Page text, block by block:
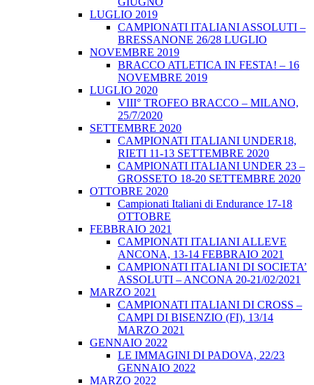
LUGLIO 2019
CAMPIONATI ITALIANI ASSOLUTI –
BRESSANONE 26/28 LUGLIO
NOVEMBRE 2019
BRACCO ATLETICA IN FESTA! – 16
NOVEMBRE 2019
LUGLIO 2020
VIII° TROFEO BRACCO – MILANO,
25/7/2020
SETTEMBRE 2020
CAMPIONATI ITALIANI UNDER18,
RIETI 11-13 SETTEMBRE 2020
CAMPIONATI ITALIANI UNDER 23 –
GROSSETO 18-20 SETTEMBRE 2020
OTTOBRE 2020
Campionati Italiani di Endurance 17-18
OTTOBRE
FEBBRAIO 2021
CAMPIONATI ITALIANI ALLEVE
ANCONA, 13-14 FEBBRAIO 2021
CAMPIONATI ITALIANI DI SOCIETA’
ASSOLUTI – ANCONA 20-21/02/2021
MARZO 2021
CAMPIONATI ITALIANI DI CROSS –
CAMPI DI BISENZIO (FI), 13/14
MARZO 2021
GENNAIO 2022
LE IMMAGINI DI PADOVA, 22/23
GENNAIO 2022
MARZO 2022